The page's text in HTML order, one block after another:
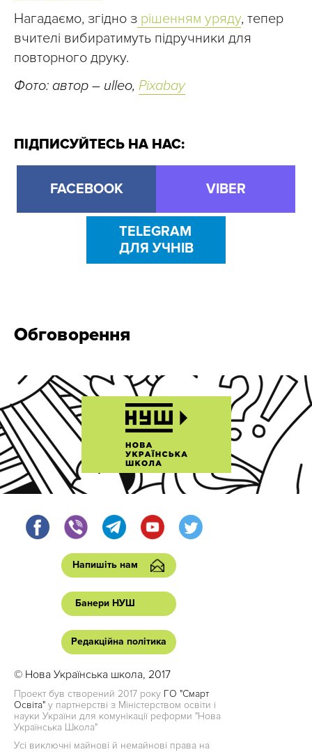
Нагадаємо, згідно з рішенням уряду, тепер
вчителі вибиратимуть підручники для
повторного друку.
Фото: автор – ulleo, Pixabay
ПІДПИСУЙТЕСЬ НА НАС:
FACEBOOK VIBER
TELEGRAM
ДЛЯ УЧНІВ
Обговорення
Напишіть нам
Банери НУШ
Редакційна політика
© Нова Українська школа, 2017
Проект був створений 2017 року ГО "Смарт
Освіта" у партнерстві з Міністерством освіти і
науки України для комунікації реформи "Нова
Українська Школа"
Усі виключні майнові й немайнові права на